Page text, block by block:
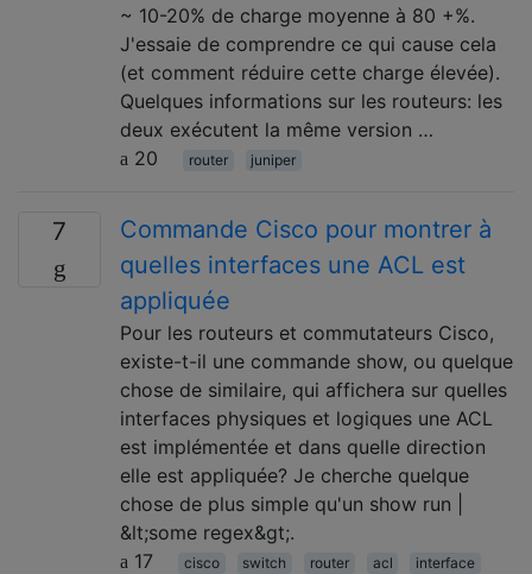
~ 10-20% de charge moyenne à 80 +%.
J'essaie de comprendre ce qui cause cela
(et comment réduire cette charge élevée).
Quelques informations sur les routeurs: les
deux exécutent la même version …
20
router juniper
7
Commande Cisco pour montrer à
quelles interfaces une ACL est
appliquée
Pour les routeurs et commutateurs Cisco,
existe-t-il une commande show, ou quelque
chose de similaire, qui affichera sur quelles
interfaces physiques et logiques une ACL
est implémentée et dans quelle direction
elle est appliquée? Je cherche quelque
chose de plus simple qu'un show run |
&lt;some regex&gt;.
17
cisco switch router acl interface